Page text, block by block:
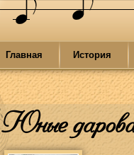
Главная История
Юные